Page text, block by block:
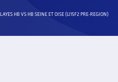
HB VS HB SEINE ET OISE (U15F2 PRE-REGION)